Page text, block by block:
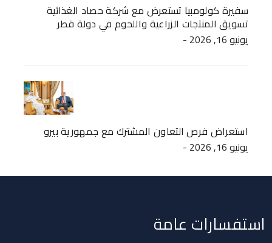
سفيرة كولومبيا تستعرض مع شركة حصاد الغذائية
تسويق المنتجات الزراعية واللحوم في دولة قطر
- يونيو 16, 2026
استعراض فرص التعاون المشترك مع جمهورية بيرو
- يونيو 16, 2026
استفسارات عامة